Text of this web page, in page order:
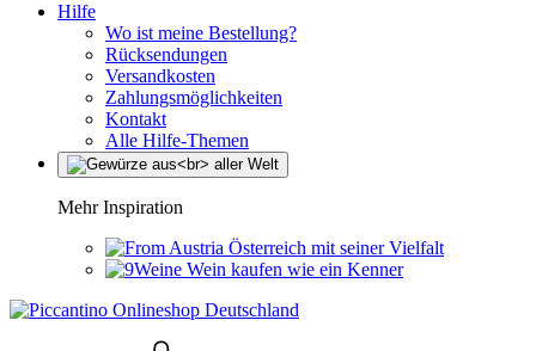
Hilfe
Wo ist meine Bestellung?
Rücksendungen
Versandkosten
Zahlungsmöglichkeiten
Kontakt
Alle Hilfe-Themen
Mehr Inspiration
Österreich mit seiner Vielfalt
Wein kaufen wie ein Kenner